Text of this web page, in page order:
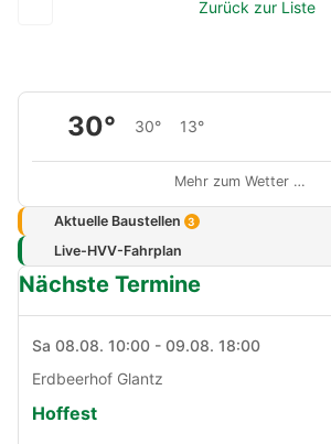
Zurück zur Liste
30° 30° 13°
Mehr zum Wetter …
Aktuelle Baustellen 3
Live-HVV-Fahrplan
Nächste Termine
Sa 08.08. 10:00 - 09.08. 18:00
Erdbeerhof Glantz
Hoffest